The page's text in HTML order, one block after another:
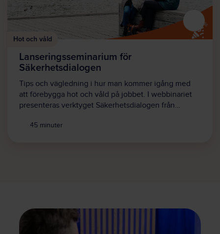
Hot och våld
Lanseringsseminarium för
Säkerhetsdialogen
Tips och vägledning i hur man kommer igång med
att förebygga hot och våld på jobbet. I webbinariet
presenteras verktyget Säkerhetsdialogen från…
45 minuter